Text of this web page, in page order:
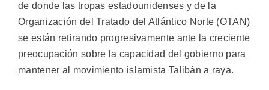
de donde las tropas estadounidenses y de la
Organización del Tratado del Atlántico Norte (OTAN)
se están retirando progresivamente ante la creciente
preocupación sobre la capacidad del gobierno para
mantener al movimiento islamista Talibán a raya.